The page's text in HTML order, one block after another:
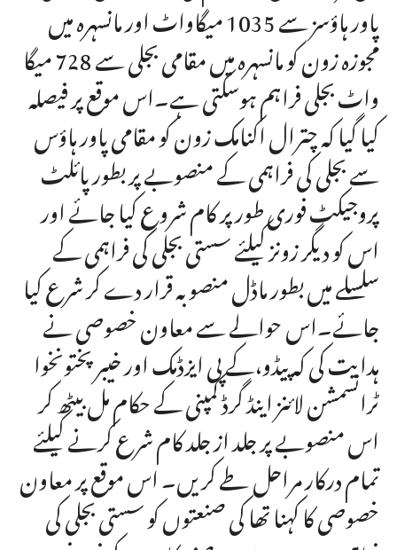
پاور ہاؤسز سے 1035 میگاواٹ اور مانسہرہ میں
مجوزہ زون کو مانسہرہ میں مقامی بجلی سے 728 میگا
واٹ بجلی فراہم ہوسکتی ہے۔اس موقع پر فیصلہ
کیا گیا کہ چترال اکنامک زون کو مقامی پاور ہاؤس
سے بجلی کی فراہمی کے منصوبے پر بطور پائلٹ
پروجیکٹ فوری طور پر کام شروع کیا جائے اور
اس کو دیگر زونز کیلئے سستی بجلی کی فراہمی کے
سلسلے میں بطور ماڈل منصوبہ قرار دے کر شرع کیا
جائے۔اس حوالے سے معاون خصوصی نے
ہدایت کی کہ پیڈو،کے پی ایزڈمک اور خیبر پختونخوا
ٹرانسمشن لائنز اینڈ گرڈ کمپنی کے حکام مل بیٹھ کر
اس منصوبے پر جلد از جلد کام شرع کرنے کیلئے
تمام درکار مراحل طے کریں۔ اس موقع پر معاون
خصوصی کا کہنا تھا کی صنعتوں کو سستی بجلی کی